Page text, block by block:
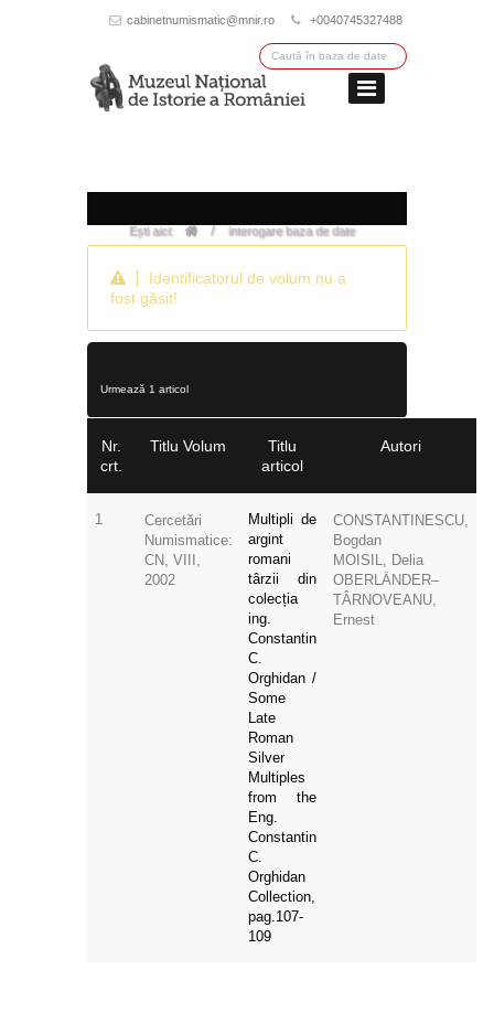
cabinetnumismatic@mnir.ro +0040745327488
Ești aici: / interogare baza de date
Identificatorul de volum nu a
fost găsit!
Urmează 1 articol
Nr.
crt.
Titlu Volum
Titlu
articol
Autori
1
Cercetări
Numismatice:
CN, VIII,
2002
Multipli de
argint
romani
târzii din
colecția
ing.
Constantin
C.
Orghidan /
Some
Late
Roman
Silver
Multiples
from the
Eng.
Constantin
C.
Orghidan
Collection,
pag.107-
109
CONSTANTINESCU,
Bogdan
MOISIL, Delia
OBERLÄNDER–
TÂRNOVEANU,
Ernest